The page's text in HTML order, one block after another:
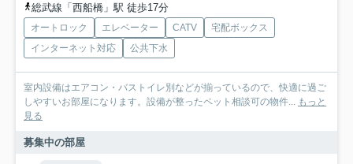
総武線「西船橋」駅 徒歩17分
オートロック エレベーター CATV
宅配ボックス
インターネット対応
公共下水
室内設備はエアコン・バストイレ別などが揃っているので、快適に過ご
しやすいお部屋になります。設備が整ったペット相談可の物件...
もっと
見る
募集中の部屋